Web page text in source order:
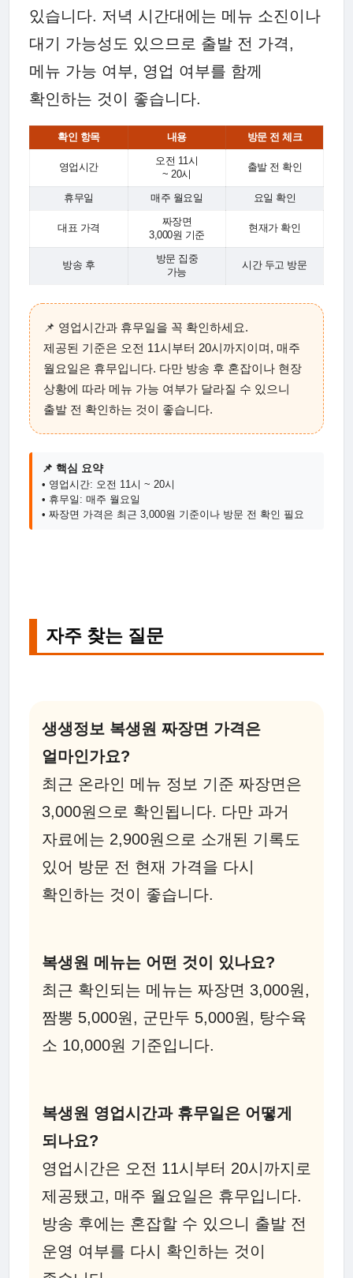
있습니다. 저녁 시간대에는 메뉴 소진이나
대기 가능성도 있으므로 출발 전 가격,
메뉴 가능 여부, 영업 여부를 함께
확인하는 것이 좋습니다.
확인 항목 내용 방문 전 체크
영업시간
오전 11시
~ 20시
출발 전 확인
휴무일 매주 월요일 요일 확인
대표 가격
짜장면
3,000원 기준
현재가 확인
방송 후
방문 집중
가능
시간 두고 방문
📌 영업시간과 휴무일을 꼭 확인하세요.
제공된 기준은 오전 11시부터 20시까지이며, 매주
월요일은 휴무입니다. 다만 방송 후 혼잡이나 현장
상황에 따라 메뉴 가능 여부가 달라질 수 있으니
출발 전 확인하는 것이 좋습니다.
📌 핵심 요약
• 영업시간: 오전 11시 ~ 20시
• 휴무일: 매주 월요일
• 짜장면 가격은 최근 3,000원 기준이나 방문 전 확인 필요
자주 찾는 질문
생생정보 복생원 짜장면 가격은
얼마인가요?
최근 온라인 메뉴 정보 기준 짜장면은
3,000원으로 확인됩니다. 다만 과거
자료에는 2,900원으로 소개된 기록도
있어 방문 전 현재 가격을 다시
확인하는 것이 좋습니다.
복생원 메뉴는 어떤 것이 있나요?
최근 확인되는 메뉴는 짜장면 3,000원,
짬뽕 5,000원, 군만두 5,000원, 탕수육
소 10,000원 기준입니다.
복생원 영업시간과 휴무일은 어떻게
되나요?
영업시간은 오전 11시부터 20시까지로
제공됐고, 매주 월요일은 휴무입니다.
방송 후에는 혼잡할 수 있으니 출발 전
운영 여부를 다시 확인하는 것이